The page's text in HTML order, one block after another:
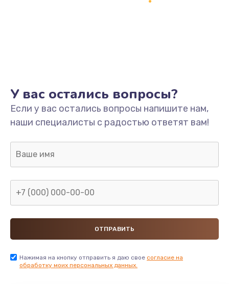
У вас остались вопросы?
Если у вас остались вопросы напишите нам,
наши специалисты с радостью ответят вам!
Нажимая на кнопку отправить я даю свое согласие на
обработку моих персональных данных.